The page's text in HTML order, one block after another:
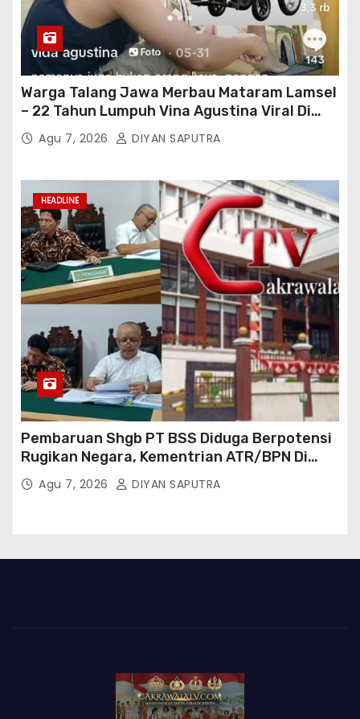
Warga Talang Jawa Merbau Mataram Lamsel
– 22 Tahun Lumpuh Vina Agustina Viral Di
Tiktok Inginkan Kursi Roda Listrik, Kepala
Perwakilan Provinsi Lampung Media
Bertindak
Agu 7, 2026 DIYAN SAPUTRA
HEADLINE
Pembaruan Shgb PT BSS Diduga Berpotensi
Rugikan Negara, Kementrian ATR/BPN Di
Gugat Di PTUN Jakarta
Agu 7, 2026 DIYAN SAPUTRA